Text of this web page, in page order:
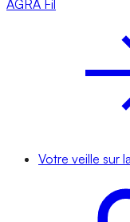
AGRA Fil
Votre veille sur